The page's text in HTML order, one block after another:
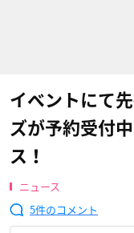
イベントにて
ズが予約受付
ス！
ニュース
5